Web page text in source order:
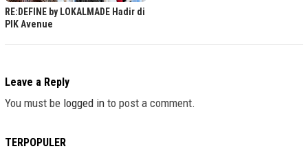
RE:DEFINE by LOKALMADE Hadir di
PIK Avenue
Leave a Reply
You must be logged in to post a comment.
TERPOPULER